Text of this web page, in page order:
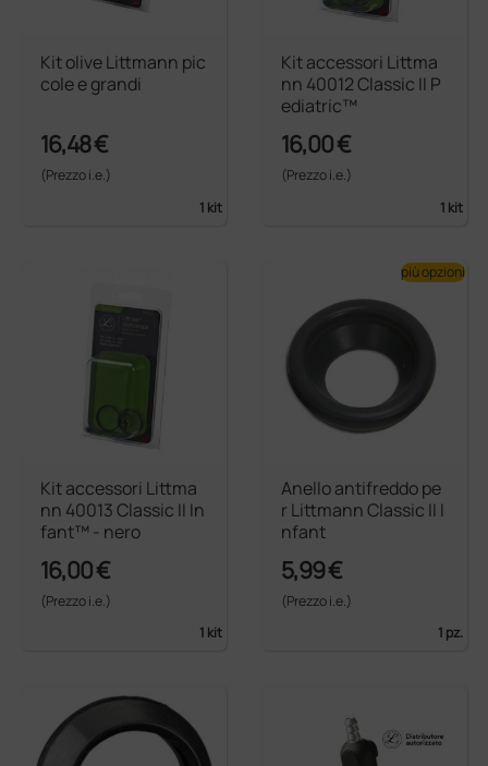
Kit olive Littmann pic
cole e grandi
16,48 €
(Prezzo i.e.)
1 kit
Kit accessori Littma
nn 40012 Classic II P
ediatric™
16,00 €
(Prezzo i.e.)
1 kit
Kit accessori Littma
nn 40013 Classic II In
fant™ - nero
16,00 €
(Prezzo i.e.)
1 kit
Anello antifreddo pe
r Littmann Classic II I
nfant
5,99 €
(Prezzo i.e.)
1 pz.
più opzioni